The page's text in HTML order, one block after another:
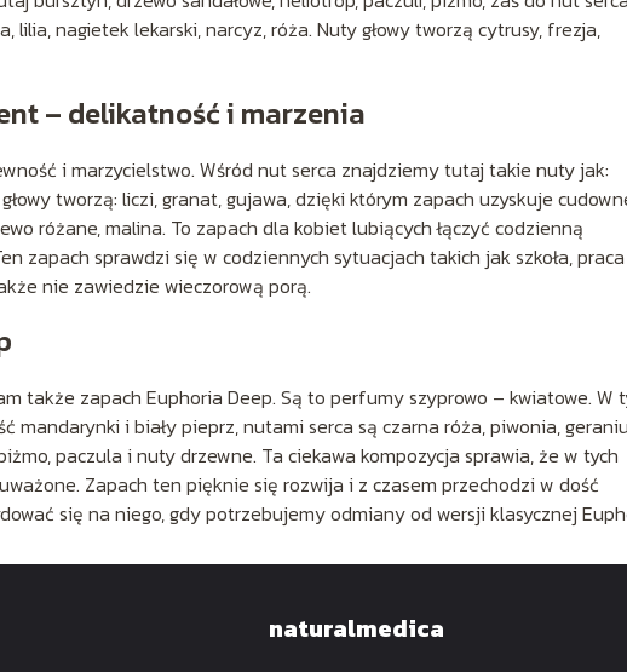
lilia, nagietek lekarski, narcyz, róża. Nuty głowy tworzą cytrusy, frezja,
– delikatność i marzenia
i marzycielstwo. Wśród nut serca znajdziemy tutaj takie nuty jak:
tworzą: liczi, granat, gujawa, dzięki którym zapach uzyskuje
różane, malina. To zapach dla kobiet lubiących łączyć codzienną
zapach sprawdzi się w codziennych sytuacjach takich jak szkoła, praca
nie zawiedzie wieczorową porą.
także zapach Euphoria Deep. Są to perfumy szyprowo – kwiatowe. W
mandarynki i biały pieprz, nutami serca są czarna róża, piwonia,
paczula i nuty drzewne. Ta ciekawa kompozycja sprawia, że w tych
Zapach ten pięknie się rozwija i z czasem przechodzi w dość
się na niego, gdy potrzebujemy odmiany od wersji klasycznej
naturalmedica